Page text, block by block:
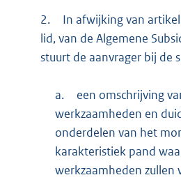
2.
In afwijking van
lid, van de Algemene
stuurt de aanvrager bij de
a.
een omschrijving
werkzaamheden en
onderdelen van het
karakteristiek pand
werkzaamheden zullen